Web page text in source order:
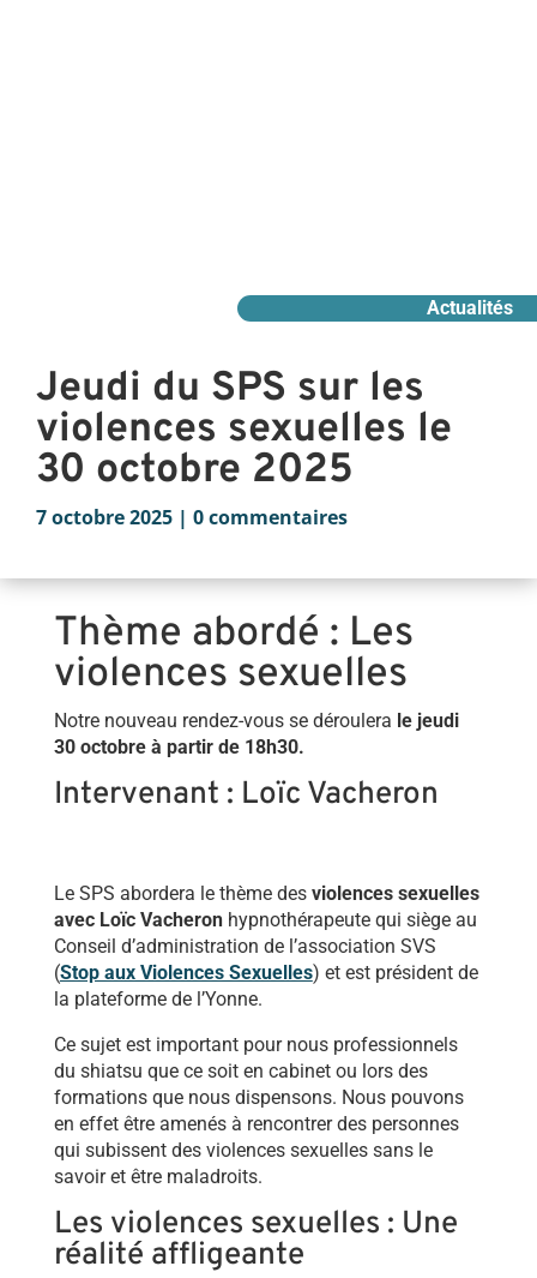
Actualités
Jeudi du SPS sur les
violences sexuelles le
30 octobre 2025
7 octobre 2025 | 0 commentaires
Thème abordé : Les
violences sexuelles
Notre nouveau rendez-vous se déroulera le jeudi
30 octobre à partir de 18h30.
Intervenant : Loïc Vacheron
Le SPS abordera le thème des violences sexuelles
avec Loïc Vacheronhypnothérapeute qui siège au
Conseil d’administration de l’association SVS
(Stop aux Violences Sexuelles) et est président de
la plateforme de l’Yonne.
Ce sujet est important pour nous professionnels
du shiatsu que ce soit en cabinet ou lors des
formations que nous dispensons. Nous pouvons
en effet être amenés à rencontrer des personnes
qui subissent des violences sexuelles sans le
savoir et être maladroits.
Les violences sexuelles : Une
réalité affligeante